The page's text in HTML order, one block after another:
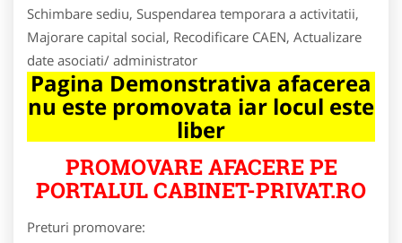
Schimbare sediu, Suspendarea temporara a activitatii,
Majorare capital social, Recodificare CAEN, Actualizare
date asociati/ administrator
Pagina Demonstrativa afacerea
nu este promovata iar locul este
liber
PROMOVARE AFACERE PE
PORTALUL CABINET-PRIVAT.RO
Preturi promovare: